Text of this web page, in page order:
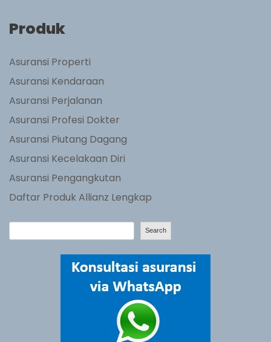
Produk
Asuransi Properti
Asuransi Kendaraan
Asuransi Perjalanan
Asuransi Profesi Dokter
Asuransi Piutang Dagang
Asuransi Kecelakaan Diri
Asuransi Pengangkutan
Daftar Produk Allianz Lengkap
e
Search